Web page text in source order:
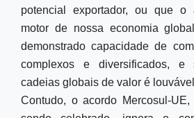
potencial exportador, ou que o
motor de nossa economia
demonstrado capacidade de
complexos e diversificados, e
cadeias globais de valor é
Contudo, o acordo Mercosul-